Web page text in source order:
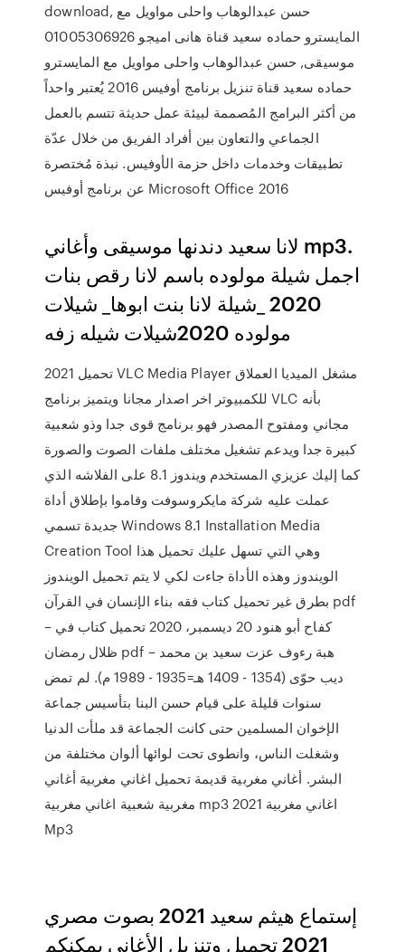
download, حسن عبدالوهاب واحلى مواويل مع
المايسترو حماده سعيد قناة هانى اميجو 01005306926
موسيقى, حسن عبدالوهاب واحلى مواويل مع المايسترو
حماده سعيد قناة تنزيل برنامج أوفيس 2016 يُعتبر واحداً
من أكثر البرامج المُصممة لبيئة عمل حديثة تتسم بالعمل
الجماعي والتعاون بين أفراد الفريق من خلال عدّة
تطبيقات وخدمات داخل حزمة الأوفيس. نبذة مُختصرة
عن برنامج أوفيس Microsoft Office 2016
لانا سعيد دندنها موسيقى وأغاني mp3.
اجمل شيلة مولوده باسم لانا رقص بنات
2020 _شيلة لانا بنت ابوها_ شيلات
مولوده 2020شيلات شيله زفه
تحميل 2021 VLC Media Player مشغل الميديا العملاق
للكمبيوتر اخر اصدار مجانا ويتميز برنامج VLC بأنه
مجاني ومفتوح المصدر فهو برنامج قوى جدا وذو شعبية
كبيرة جدا ويدعم تشغيل مختلف ملفات الصوت والصورة
كما إليك عزيزي المستخدم ويندوز 8.1 على الفلاشه الذي
عملت عليه شركة مايكروسوفت وقاموا بإطلاق أداة
جديدة تسمي Windows 8.1 Installation Media
Creation Tool وهي التي تسهل عليك تحميل هذا
الويندوز وهذه الأداة جاءت لكي لا يتم تحميل الويندوز
بطرق غير تحميل كتاب فقه بناء الإنسان في القرآن pdf
– كفاح أبو هنود 20 ديسمبر، 2020 تحميل كتاب في
ظلال رمضان pdf – هبة رءوف عزت سعيد بن محمد
ديب حوّى (1354 - 1409 هـ=1935 - 1989 م). لم تمض
سنوات قليلة على قيام حسن البنا بتأسيس جماعة
الإخوان المسلمين حتى كانت الجماعة قد ملأت الدنيا
وشغلت الناس، وانطوى تحت لوائها ألوان مختلفة من
البشر. أغاني مغربية قديمة تحميل اغاني مغربية أغاني
مغربية شعبية اغاني مغربية mp3 2021 اغاني مغربية
Mp3
إستماع هيثم سعيد 2021 بصوت مصري
2021 تحميل وتنزيل الأغاني يمكنكم